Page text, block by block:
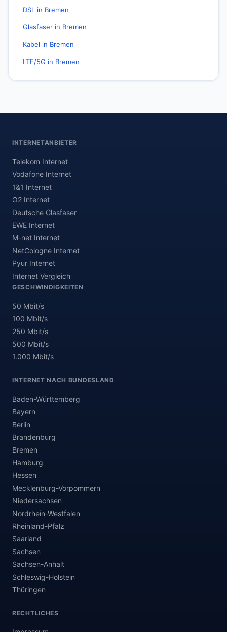
DSL in Bremen
Glasfaser in Bremen
Kabel in Bremen
LTE/5G in Bremen
INTERNETANBIETER
Telekom Internet
Vodafone Internet
1&1 Internet
O2 Internet
Deutsche Glasfaser
EWE Internet
M-net Internet
NetCologne Internet
Pyur Internet
Internet Vergleich
GESCHWINDIGKEITEN
50 Mbit/s
100 Mbit/s
250 Mbit/s
500 Mbit/s
1.000 Mbit/s
INTERNET NACH BUNDESLAND
Baden-Württemberg
Bayern
Berlin
Brandenburg
Bremen
Hamburg
Hessen
Mecklenburg-Vorpommern
Niedersachsen
Nordrhein-Westfalen
Rheinland-Pfalz
Saarland
Sachsen
Sachsen-Anhalt
Schleswig-Holstein
Thüringen
RECHTLICHES